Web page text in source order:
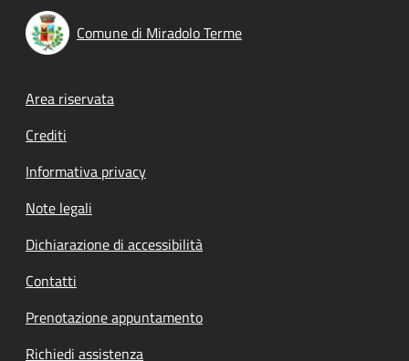
Comune di Miradolo Terme
Footer menu
Area riservata
Crediti
Informativa privacy
Note legali
Dichiarazione di accessibilità
Contatti
Prenotazione appuntamento
Richiedi assistenza